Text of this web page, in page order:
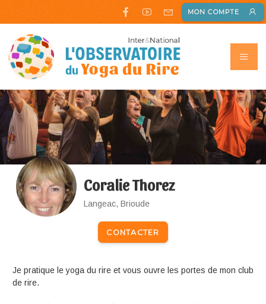
MON COMPTE
Coralie Thorez
Langeac, Brioude
CONTACTER
Je pratique le yoga du rire et vous ouvre les portes de mon club
de rire.